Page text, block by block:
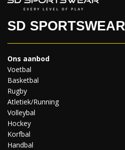
SD SPORTSWEAR
Ons aanbod
Voetbal
Basketbal
Rugby
Atletiek/Running
Volleybal
Hockey
Korfbal
Handbal